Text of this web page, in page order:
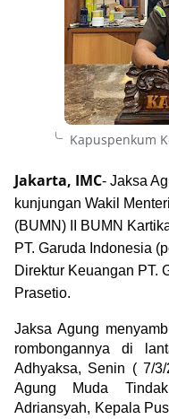
Kapuspenkum
Jakarta, IMC- Jaksa
kunjungan Wakil
(BUMN) II BUMN
PT. Garuda Indonesia
Direktur Keuangan PT.
Prasetio.
Jaksa Agung
rombongannya di
Adhyaksa, Senin ( 7/
Agung Muda
Adriansyah, Kepala